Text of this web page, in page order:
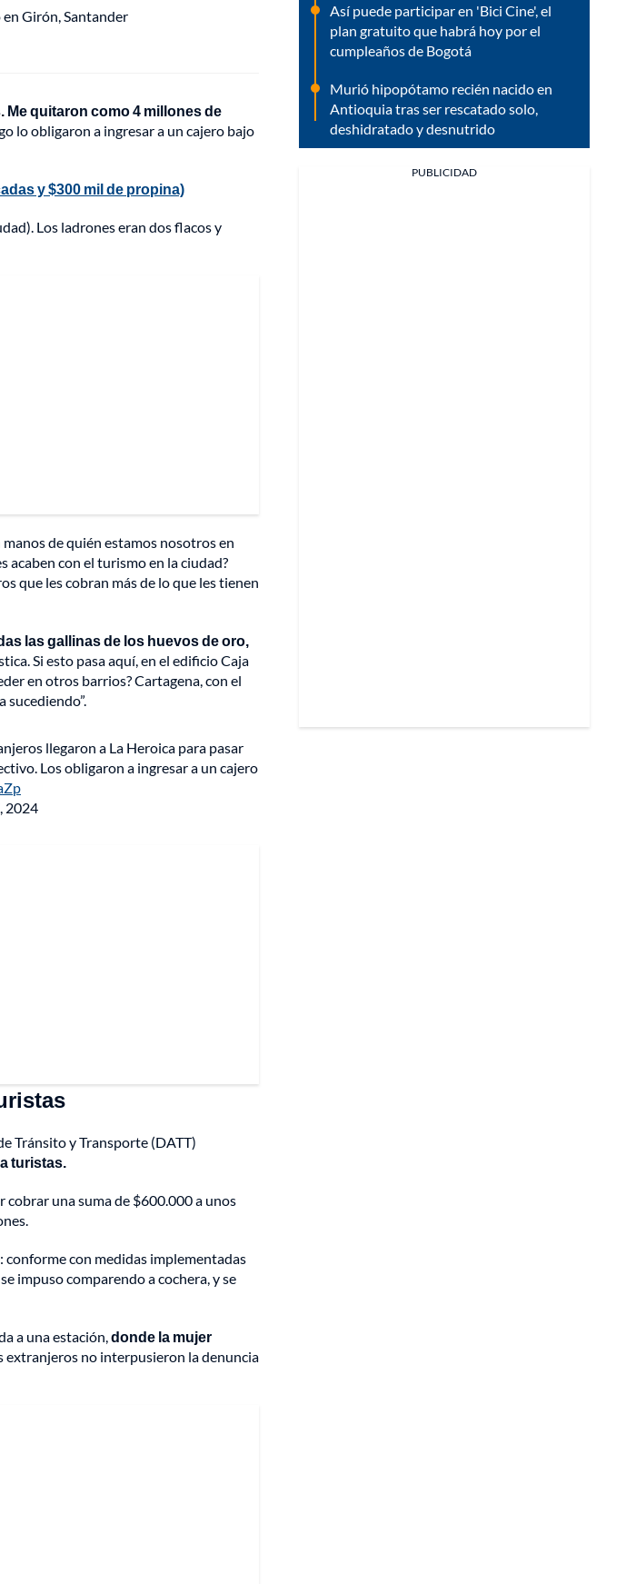
Girón, Santander
Me quitaron como 4 millones de
lo obligaron a ingresar a un cajero bajo
y $300 mil de propina)
Los ladrones eran dos flacos y
de quién estamos nosotros en
acaben con el turismo en la ciudad?
que les cobran más de lo que les tienen
las gallinas de los huevos de oro,
Si esto pasa aquí, en el edificio Caja
en otros barrios? Cartagena, con el
sucediendo”.
llegaron a La Heroica para pasar
Los obligaron a ingresar a un cajero
2024
Tránsito y Transporte (DATT)
turistas.
una suma de $600.000 a unos
conforme con medidas implementadas
impuso comparendo a cochera, y se
a una estación,donde la mujer
extranjeros no interpusieron la denuncia
Así puede participar en 'Bici Cine', el
plan gratuito que habrá hoy por el
cumpleaños de Bogotá
Murió hipopótamo recién nacido en
Antioquia tras ser rescatado solo,
deshidratado y desnutrido
PUBLICIDAD